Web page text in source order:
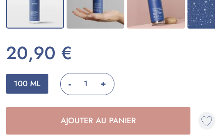
20,90 €
100 ML - +
AJOUTER AU PANIER